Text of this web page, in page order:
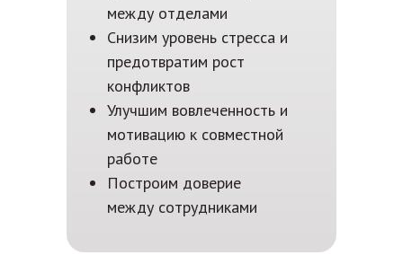
между отделами
Снизим уровень стресса и
предотвратим рост
конфликтов
Улучшим вовлеченность и
мотивацию к совместной
работе
Построим доверие
между сотрудниками